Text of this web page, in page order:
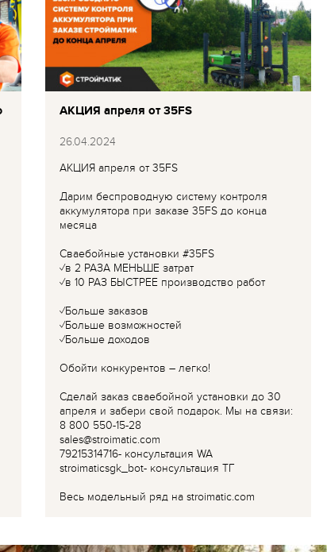
АКЦИЯ апреля от 35FS
26.04.2024
АКЦИЯ апреля от 35FS
Дарим беспроводную систему контроля
аккумулятора при заказе 35FS до конца
месяца
Сваебойные установки #35FS
✓в 2 РАЗА МЕНЬШЕ затрат
✓в 10 РАЗ БЫСТРЕЕ производство работ
✓Больше заказов
✓Больше возможностей
✓Больше доходов
Обойти конкурентов – легко!
Сделай заказ сваебойной установки до 30
апреля и забери свой подарок. Мы на связи:
8 800 550-15-28
sales@stroimatic.com
79215314716- консультация WA
stroimaticsgk_bot- консультация ТГ
Весь модельный ряд на stroimatic.com